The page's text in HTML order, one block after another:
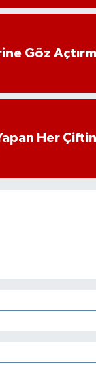
Göz
Her